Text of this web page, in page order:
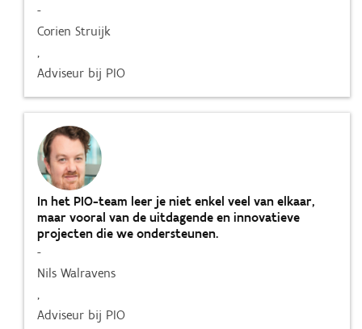
-
Corien Struijk
,
Adviseur bij PIO
In het PIO-team leer je niet enkel veel van elkaar,
maar vooral van de uitdagende en innovatieve
projecten die we ondersteunen.
-
Nils Walravens
,
Adviseur bij PIO